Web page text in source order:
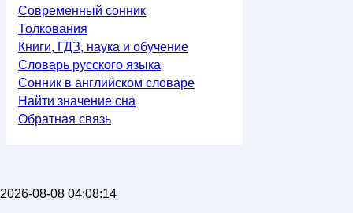
Современный сонник
Толкования
Книги, ГДЗ, наука и обучение
Словарь русского языка
Сонник в английском словаре
Найти значение сна
Обратная связь
2026-08-08 04:08:14